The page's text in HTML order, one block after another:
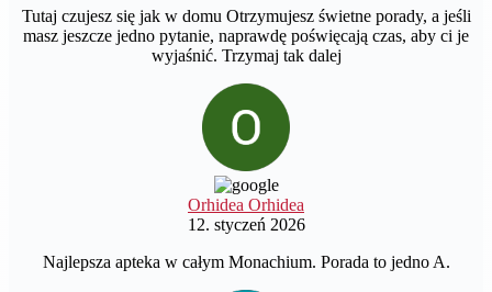
Tutaj czujesz się jak w domu Otrzymujesz świetne porady, a jeśli
masz jeszcze jedno pytanie, naprawdę poświęcają czas, aby ci je
wyjaśnić. Trzymaj tak dalej
Orhidea Orhidea
12. styczeń 2026
Najlepsza apteka w całym Monachium. Porada to jedno A.